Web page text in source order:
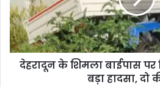
देहरादून के शिमला बाईपास
बड़ा हादसा, दो